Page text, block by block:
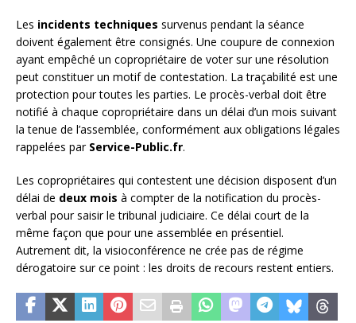
Les incidents techniques survenus pendant la séance
doivent également être consignés. Une coupure de connexion
ayant empêché un copropriétaire de voter sur une résolution
peut constituer un motif de contestation. La traçabilité est une
protection pour toutes les parties. Le procès-verbal doit être
notifié à chaque copropriétaire dans un délai d’un mois suivant
la tenue de l’assemblée, conformément aux obligations légales
rappelées par Service-Public.fr.
Les copropriétaires qui contestent une décision disposent d’un
délai de deux mois à compter de la notification du procès-
verbal pour saisir le tribunal judiciaire. Ce délai court de la
même façon que pour une assemblée en présentiel.
Autrement dit, la visioconférence ne crée pas de régime
dérogatoire sur ce point : les droits de recours restent entiers.